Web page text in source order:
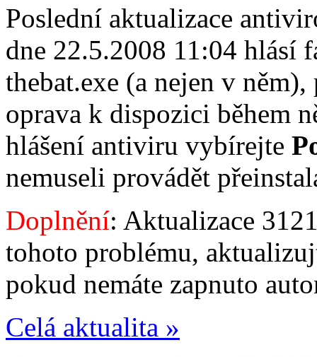
Poslední aktualizace
dne 22.5.2008 11:04 hlásí
thebat.exe (a nejen v
oprava k dispozici během
hlášení antiviru vybírejte
nemuseli provádět
Doplnění: Aktualizace
tohoto problému,
pokud nemáte zapnuto
Celá aktualita »